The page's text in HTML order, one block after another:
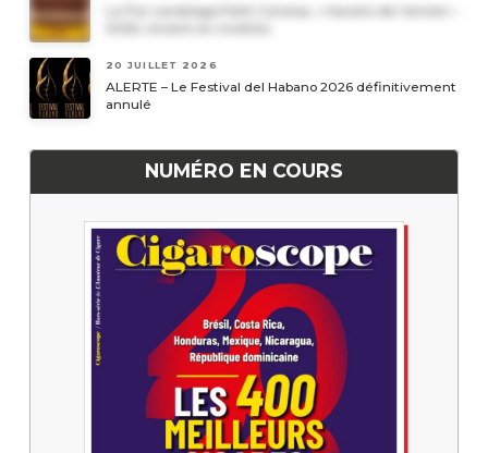
Le Por Larrañaga Petit Coronas, « havane de l’année »
20 JUILLET 2026
ALERTE – Le Festival del Habano 2026 définitivement
annulé
NUMÉRO EN COURS